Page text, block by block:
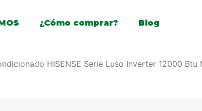
¿Cómo comprar? Blog
HISENSE Serie Luso Inverter 12000 Btu